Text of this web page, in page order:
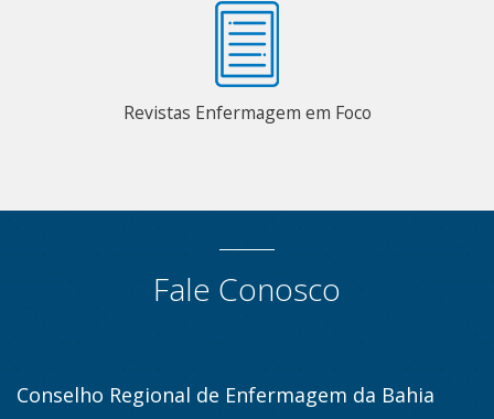
Revistas Enfermagem em Foco
Fale Conosco
Conselho Regional de Enfermagem da Bahia